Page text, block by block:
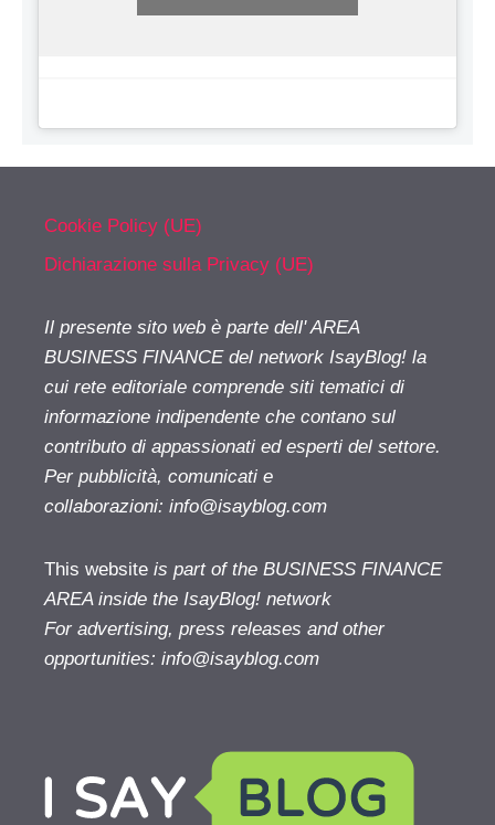
Cookie Policy (UE)
Dichiarazione sulla Privacy (UE)
Il presente sito web è parte dell' AREA
BUSINESS FINANCE del network IsayBlog! la
cui rete editoriale comprende siti tematici di
informazione indipendente che contano sul
contributo di appassionati ed esperti del settore.
Per pubblicità, comunicati e
collaborazioni: info@isayblog.com
This website is part of the BUSINESS FINANCE
AREA inside the IsayBlog! network
For advertising, press releases and other
opportunities: info@isayblog.com